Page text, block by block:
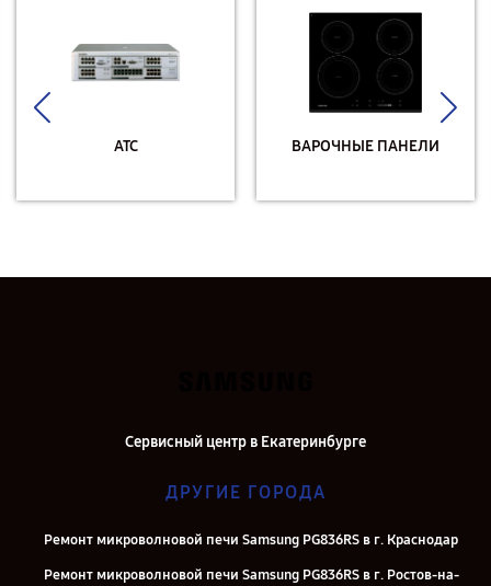
АТС ВАРОЧНЫЕ ПАНЕЛИ
Сервисный центр в Екатеринбурге
ДРУГИЕ ГОРОДА
Ремонт микроволновой печи Samsung PG836RS в г. Краснодар
Ремонт микроволновой печи Samsung PG836RS в г. Ростов-на-